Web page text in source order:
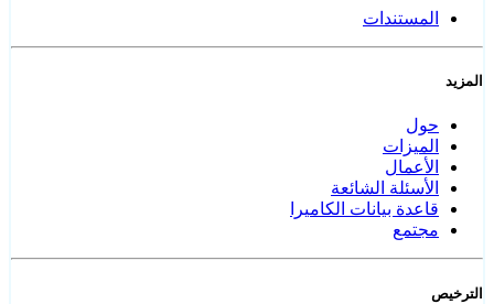
المستندات
المزيد
حول
الميزات
الأعمال
الأسئلة الشائعة
قاعدة بيانات الكاميرا
مجتمع
الترخيص